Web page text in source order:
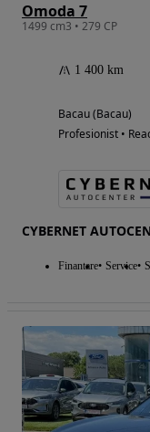
Omoda 7
1499 cm3 • 279 CP
1 400 km
Bacau (Bacau)
Profesionist •
CYBERNET
Finantare Service